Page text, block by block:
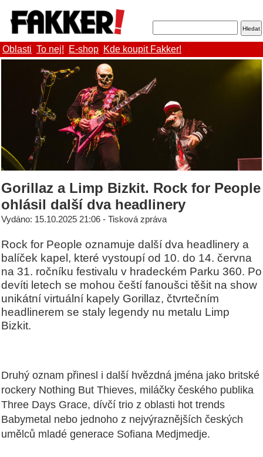
Oblasti To nej! E-shop Kde koupit Fakker!
Gorillaz a Limp Bizkit. Rock for People
ohlásil další dva headlinery
Vydáno: 15.10.2025 21:06 - Tisková zpráva
Rock for People oznamuje další dva headlinery a
balíček kapel, které vystoupí od 10. do 14. června
na 31. ročníku festivalu v hradeckém Parku 360. Po
devíti letech se mohou čeští fanoušci těšit na show
unikátní virtuální kapely Gorillaz, čtvrtečním
headlinerem se staly legendy nu metalu Limp
Bizkit.
Druhý oznam přinesl i další hvězdná jména jako britské
rockery Nothing But Thieves, miláčky českého publika
Three Days Grace, dívčí trio z oblasti hot trends
Babymetal nebo jednoho z nejvýraznějších českých
umělců mladé generace Sofiana Medjmedje.